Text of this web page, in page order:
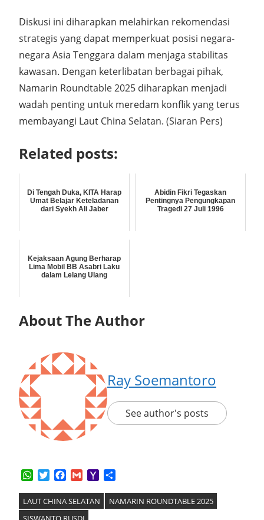
Diskusi ini diharapkan melahirkan rekomendasi
strategis yang dapat memperkuat posisi negara-
negara Asia Tenggara dalam menjaga stabilitas
kawasan. Dengan keterlibatan berbagai pihak,
Namarin Roundtable 2025 diharapkan menjadi
wadah penting untuk meredam konflik yang terus
membayangi Laut China Selatan. (Siaran Pers)
Related posts:
Di Tengah Duka, KITA Harap
Umat Belajar Keteladanan
dari Syekh Ali Jaber
Abidin Fikri Tegaskan
Pentingnya Pengungkapan
Tragedi 27 Juli 1996
Kejaksaan Agung Berharap
Lima Mobil BB Asabri Laku
dalam Lelang Ulang
About The Author
Ray Soemantoro
See author's posts
WhatsApp
TwitterFacebook
GmailYahoo
LAUT CHINA SELATAN
NAMARIN ROUNDTABLE 2025